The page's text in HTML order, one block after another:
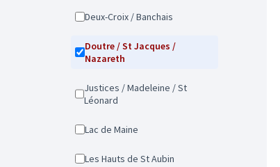
Deux-Croix / Banchais
Doutre / St Jacques /
Nazareth
Justices / Madeleine / St
Léonard
Lac de Maine
Les Hauts de St Aubin